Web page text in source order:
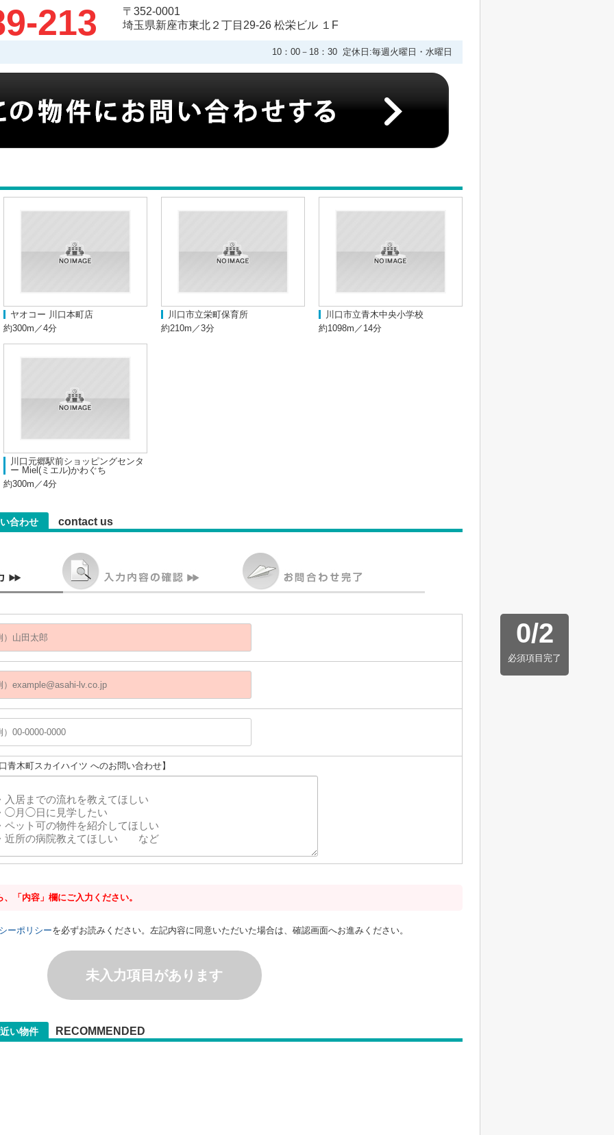
213
〒352-0001
埼玉県新座市東北２丁目29-26 松栄ビル １F
10：00－18：30 定休日:毎週火曜日・水曜日
ヤオコー 川口本町店
約300m／4分
川口市立栄町保育所
約210m／3分
川口市立青木中央小学校
約1098m／14分
川口元郷駅前ショッピングセンタ
ー Miel(ミエル)かわぐち
約300m／4分
合わせ contact us
0/2
必須項目完了
口青木町スカイハイツ へのお問い合わせ】
「内容」欄にご入力ください。
ーポリシーを必ずお読みください。左記内容に同意いただいた場合は、確認画面へお進みください。
未入力項目があります
い物件 RECOMMENDED